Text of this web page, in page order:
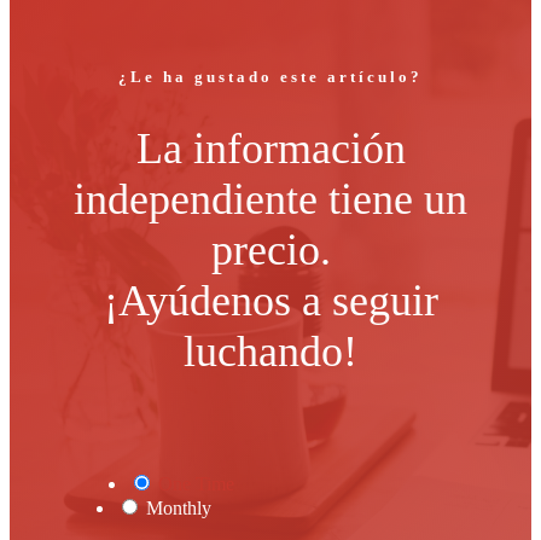
¿Le ha gustado este artículo?
La información
independiente tiene un
precio.
¡Ayúdenos a seguir
luchando!
Monthly